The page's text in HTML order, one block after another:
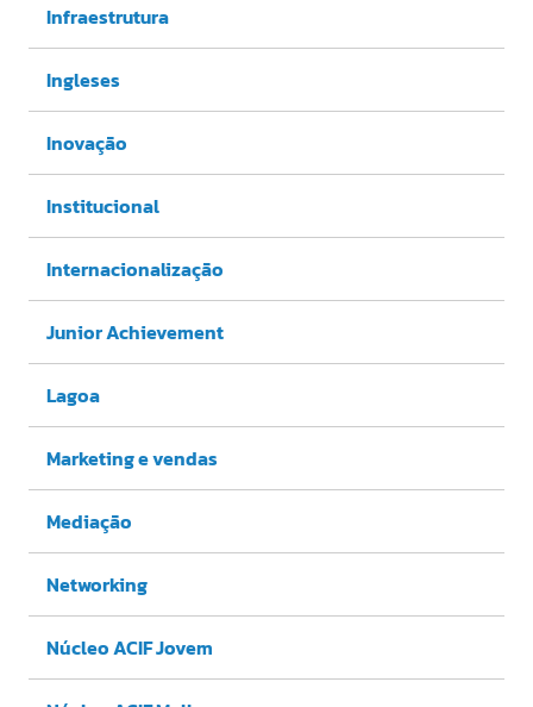
Infraestrutura
Ingleses
Inovação
Institucional
Internacionalização
Junior Achievement
Lagoa
Marketing e vendas
Mediação
Networking
Núcleo ACIF Jovem